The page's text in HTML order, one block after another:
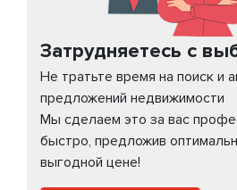
Затрудняетесь с
Не тратьте время на поиск и
предложений недвижимости
Мы сделаем это за вас
быстро, предложив
выгодной цене!